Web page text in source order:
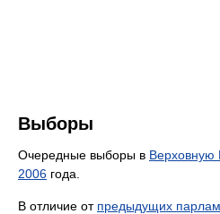
Выборы
Очередные выборы в Верховную
2006 года.
В отличие от предыдущих